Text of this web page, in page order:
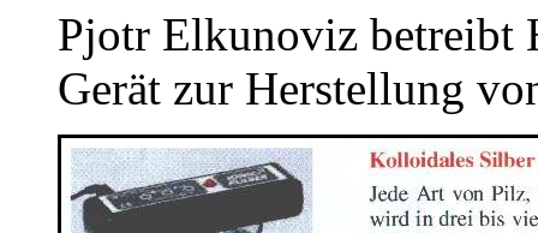
Pjotr Elkunoviz betreibt
Gerät zur Herstellung